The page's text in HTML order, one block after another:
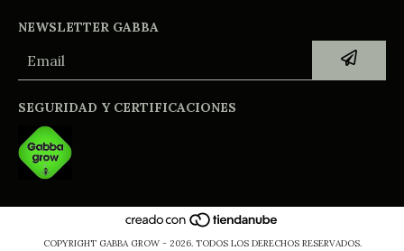
NEWSLETTER GABBA
SEGURIDAD Y CERTIFICACIONES
COPYRIGHT GABBA GROW - 2026. TODOS LOS DERECHOS RESERVADOS.